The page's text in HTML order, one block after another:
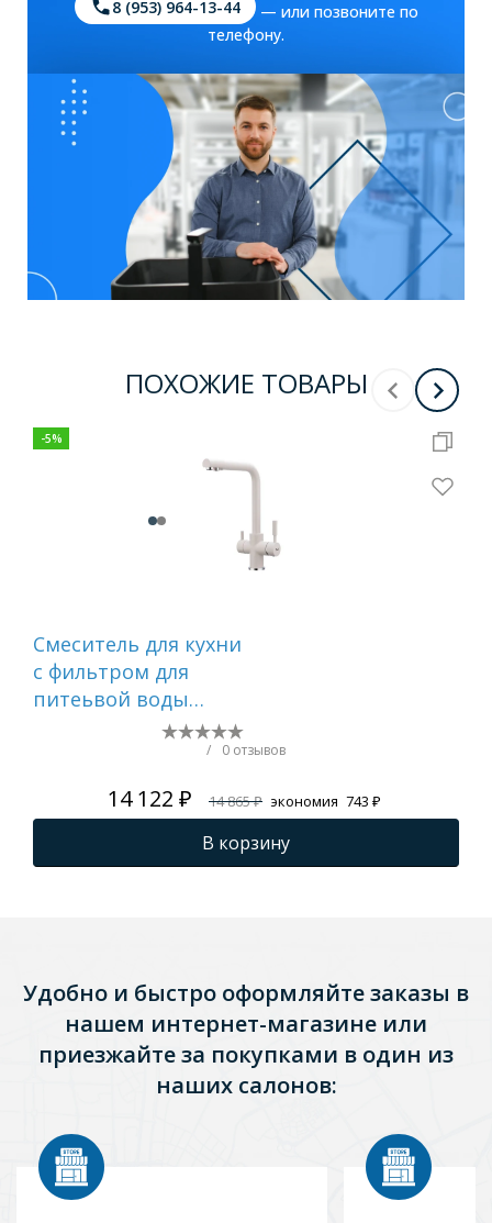
8 (953) 964-13-44
— или позвоните по
телефону.
ПОХОЖИЕ ТОВАРЫ
-5%
Смеситель для кухни
c фильтром для
питеьвой воды
молочный FRAP
/ 0 отзывов
14 122 ₽ 14 865 ₽ экономия 743 ₽
В корзину
Удобно и быстро оформляйте заказы в
нашем интернет-магазине или
приезжайте за покупками в один из
наших салонов: